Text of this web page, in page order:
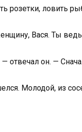
розетки, ловить
Вася. Ты
отвечал он. —
Молодой, из